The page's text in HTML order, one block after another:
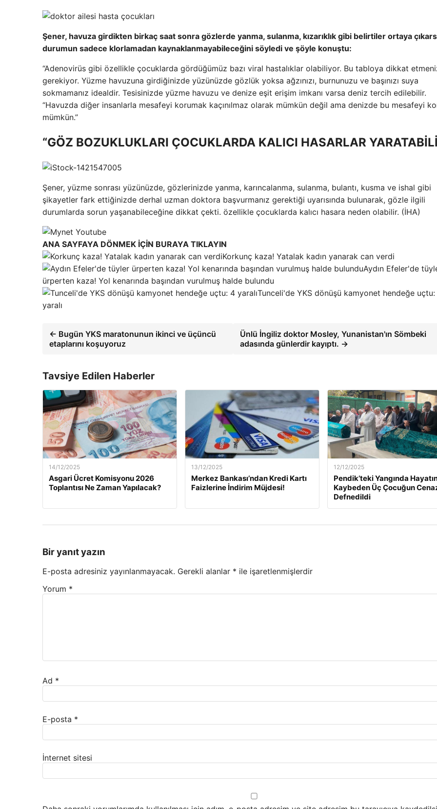
Şener, havuza girdikten birkaç saat sonra gözlerde yanma, sulanma, kızarıklık gibi belirtiler ortaya
durumun sadece klorlamadan kaynaklanmayabileceğini söyledi ve şöyle konuştu:
“Adenovirüs gibi özellikle çocuklarda gördüğümüz bazı viral hastalıklar olabiliyor. Bu tabloya dikkat
gerekiyor. Yüzme havuzuna girdiğinizde yüzünüzde gözlük yoksa ağzınızı, burnunuzu ve başınızı suya
sokmamanız idealdir. Tesisinizde yüzme havuzu ve denize eşit erişim imkanı varsa deniz tercih edilebilir.
“Havuzda diğer insanlarla mesafeyi korumak kaçınılmaz olarak mümkün değil ama denizde bu mesafeyi
mümkün.”
“GÖZ BOZUKLUKLARI ÇOCUKLARDA KALICI HASARLAR
Şener, yüzme sonrası yüzünüzde, gözlerinizde yanma, karıncalanma, sulanma, bulantı, kusma ve ishal gibi
şikayetler fark ettiğinizde derhal uzman doktora başvurmanız gerektiği uyarısında bulunarak, gözle ilgili
durumlarda sorun yaşanabileceğine dikkat çekti. özellikle çocuklarda kalıcı hasara neden olabilir. (İHA)
ANA SAYFAYA DÖNMEK İÇİN BURAYA TIKLAYIN
Korkunç kaza! Yatalak kadın yanarak can verdi
Aydın Efeler'de
ürperten kaza! Yol kenarında başından vurulmuş halde bulundu
Tunceli'de YKS dönüşü kamyonet hendeğe
yaralı
← Bugün YKS maratonunun ikinci ve üçüncü
etaplarını koşuyoruz
Ünlü İngiliz doktor Mosley, Yunanistan'ın Sömbeki
adasında günlerdir kayıptı. →
Tavsiye Edilen Haberler
14/12/2025
Asgari Ücret Komisyonu 2026
Toplantısı Ne Zaman Yapılacak?
13/12/2025
Merkez Bankası’ndan Kredi Kartı
Faizlerine İndirim Müjdesi!
12/12/2025
Pendik’teki Yangında
Kaybeden Üç Çocuğun
Defnedildi
Bir yanıt yazın
E-posta adresiniz yayınlanmayacak. Gerekli alanlar * ile işaretlenmişlerdir
Yorum *
Ad *
E-posta *
İnternet sitesi